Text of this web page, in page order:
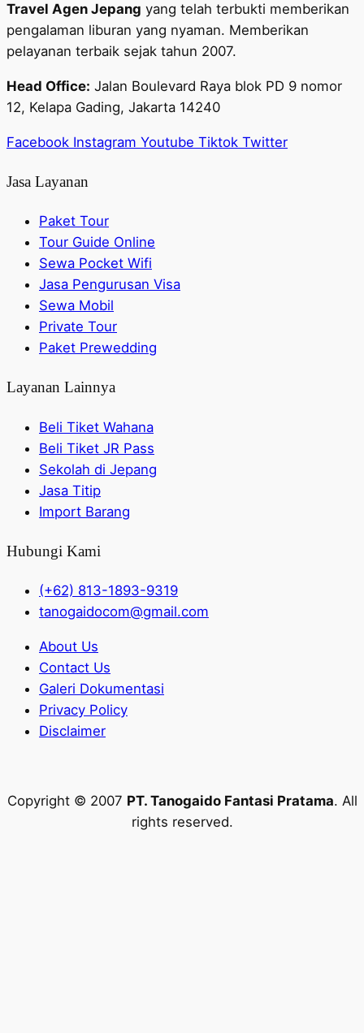
Travel Agen Jepang yang telah terbukti memberikan
pengalaman liburan yang nyaman. Memberikan
pelayanan terbaik sejak tahun 2007.
Head Office: Jalan Boulevard Raya blok PD 9 nomor
12, Kelapa Gading, Jakarta 14240
Facebook Instagram Youtube Tiktok Twitter
Jasa Layanan
Paket Tour
Tour Guide Online
Sewa Pocket Wifi
Jasa Pengurusan Visa
Sewa Mobil
Private Tour
Paket Prewedding
Layanan Lainnya
Beli Tiket Wahana
Beli Tiket JR Pass
Sekolah di Jepang
Jasa Titip
Import Barang
Hubungi Kami
(+62) 813-1893-9319
tanogaidocom@gmail.com
About Us
Contact Us
Galeri Dokumentasi
Privacy Policy
Disclaimer
Copyright © 2007 PT. Tanogaido Fantasi Pratama. All
rights reserved.